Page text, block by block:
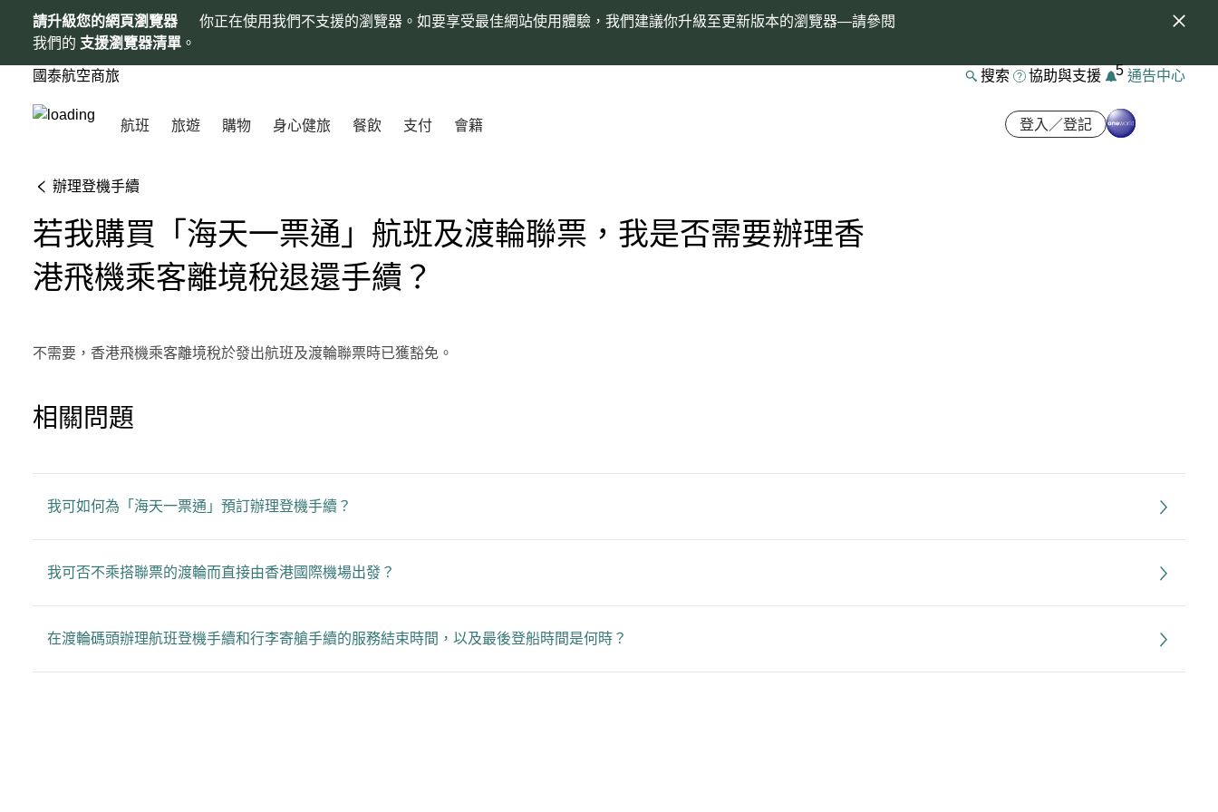
請升級您的網頁瀏覽器
你正在使用我們不支援的瀏覽器。如要享受最佳網站使用體驗，我們建議你升級至更新版本的瀏覽器—請參閱
我們的 支援瀏覽器清單 。
國泰航空商旅 搜索 協助與支援 5 通告中心
航班 旅遊 購物 身心健旅 餐飲 支付 會籍 登入／登記
辦理登機手續
若我購買「海天一票通」航班及渡輪聯票，我是否需要辦理香
港飛機乘客離境稅退還手續？
不需要，香港飛機乘客離境稅於發出航班及渡輪聯票時已獲豁免。
相關問題
我可如何為「海天一票通」預訂辦理登機手續？
我可否不乘搭聯票的渡輪而直接由香港國際機場出發？
在渡輪碼頭辦理航班登機手續和行李寄艙手續的服務結束時間，以及最後登船時間是何時？